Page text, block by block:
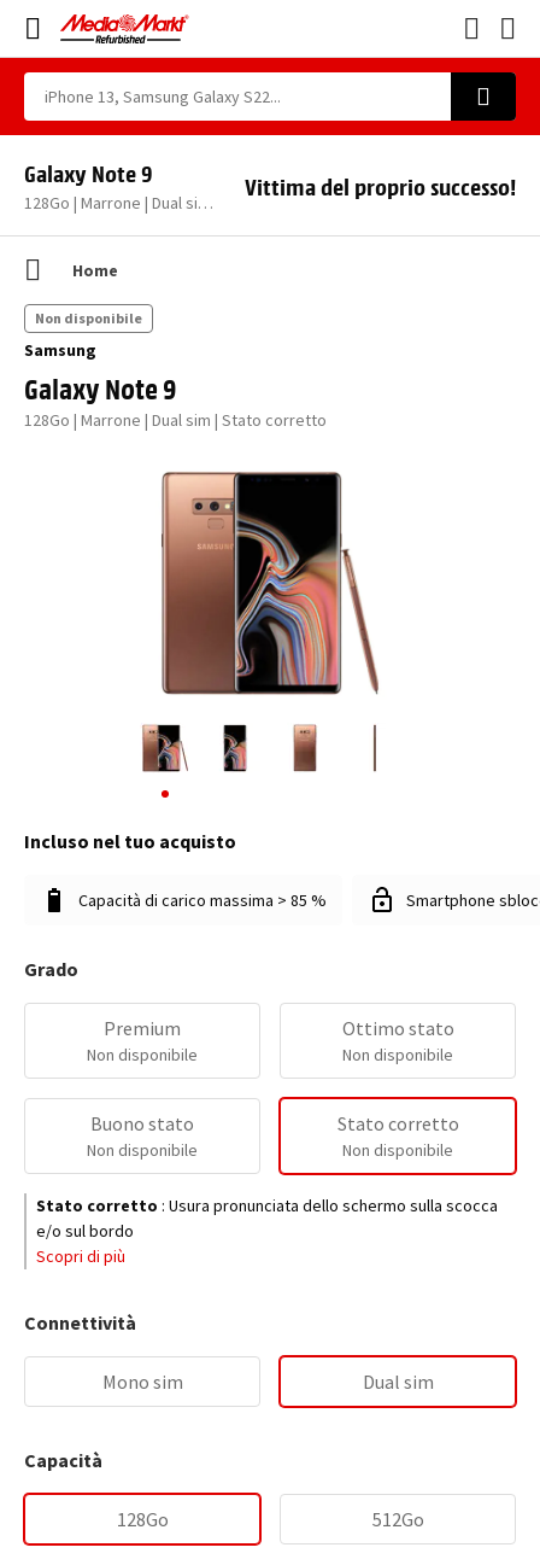
Galaxy Note 9
128Go | Marrone | Dual sim | Stato corretto
Vittima del proprio successo!
Home
Samsung
Galaxy Note 9
128Go | Marrone | Dual sim | Stato corretto
Non disponibile
Incluso nel tuo acquisto
Capacità di carico massima > 85 % Smartphone
Grado
Premium
Non disponibile
Ottimo stato
Non disponibile
Buono stato
Non disponibile
Stato corretto
Non disponibile
Stato corretto : Usura pronunciata dello schermo sulla scocca
e/o sul bordo
Scopri di più
Connettività
Mono sim Dual sim
Capacità
128Go 512Go